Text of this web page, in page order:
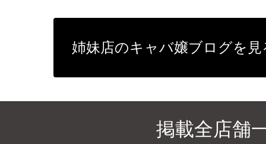
姉妹店のキャバ嬢ブログを見
掲載全店舗